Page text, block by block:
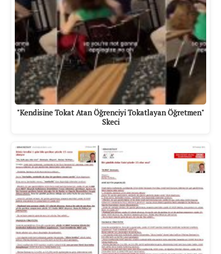
"Kendisine Tokat Atan Öğrenciyi Tokatlayan Öğretmen"
Skeci